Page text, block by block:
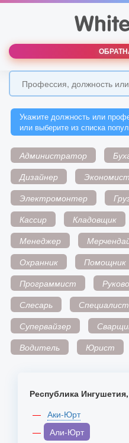
Укажите должность или
или выберите из списка
Администратор
Дизайнер
Экономист
Электромонтер
Кассир
Кладовщик
Менеджер
Охранник
Помощник
Программист
Слесарь
Специалист
Супервайзер
Водитель
Юрист
Республика
Аки-Юрт
Али-Юрт